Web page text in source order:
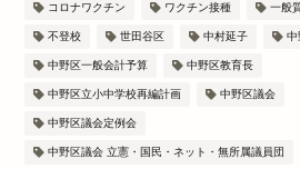
コロナワクチン ワクチン接種 一般
不登校 世田谷区 中村延子 中
中野区一般会計予算 中野区教育長
中野区立小中学校再編計画 中野区議会
中野区議会定例会
中野区議会 立憲・国民・ネット・無所属議員団